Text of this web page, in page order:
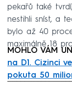
pekařů také
nestihli sníst, a
bylo až 40
maximálně 18
MOHLO VÁM
na D1. Cizinci
pokuta 50